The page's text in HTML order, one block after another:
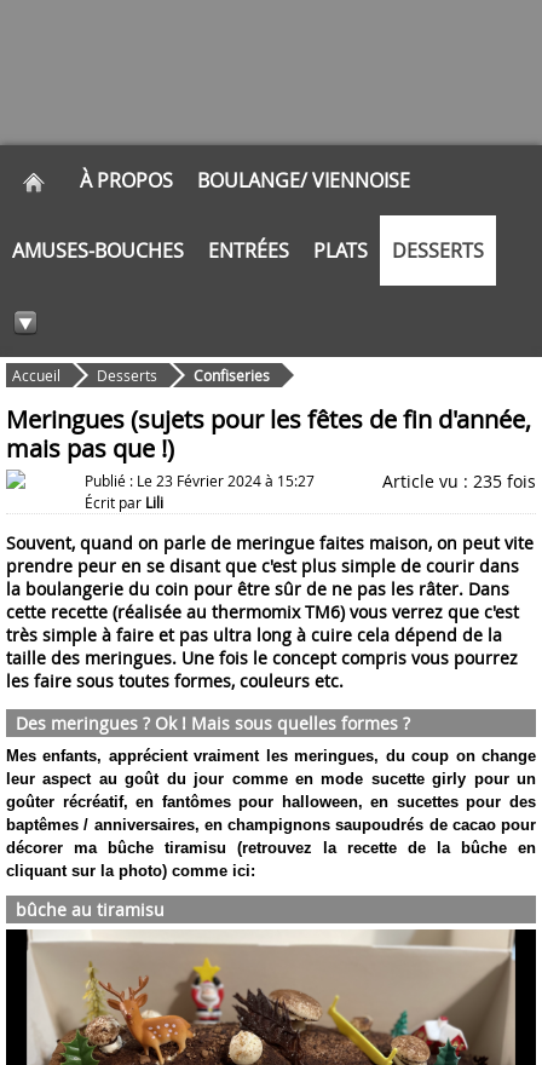
À PROPOS BOULANGE/ VIENNOISE
AMUSES-BOUCHES ENTRÉES PLATS DESSERTS
Accueil Desserts Confiseries
Meringues (sujets pour les fêtes de fin d'année,
mais pas que !)
Publié : Le 23 Février 2024 à 15:27
Écrit par Lili
Article vu : 235 fois
Souvent, quand on parle de meringue faites maison, on peut vite
prendre peur en se disant que c'est plus simple de courir dans
la boulangerie du coin pour être sûr de ne pas les râter. Dans
cette recette (réalisée au thermomix TM6) vous verrez que c'est
très simple à faire et pas ultra long à cuire cela dépend de la
taille des meringues. Une fois le concept compris vous pourrez
les faire sous toutes formes, couleurs etc.
Des meringues ? Ok ! Mais sous quelles formes ?
Mes enfants, apprécient vraiment les meringues, du coup on change
leur aspect au goût du jour comme en mode sucette girly pour un
goûter récréatif, en fantômes pour halloween, en sucettes pour des
baptêmes / anniversaires, en champignons saupoudrés de cacao pour
décorer ma bûche tiramisu (retrouvez la recette de la bûche en
cliquant sur la photo) comme ici:
bûche au tiramisu